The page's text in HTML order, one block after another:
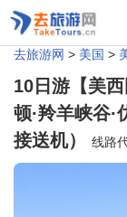
去旅游网 > 美国 >
10日游【美
顿·羚羊峡谷
接送机）
线路